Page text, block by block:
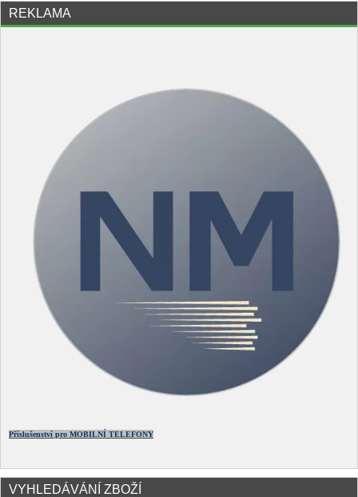
REKLAMA
Příslušenství pro MOBILNÍ TELEFONY
VYHLEDÁVÁNÍ ZBOŽÍ